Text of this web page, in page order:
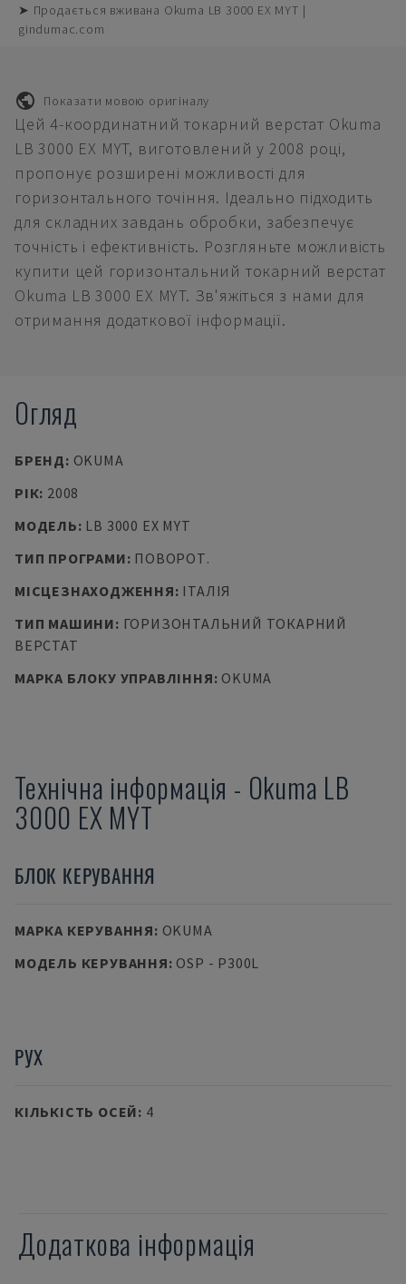
➤ Продається вживана Okuma LB 3000 EX MYT |
gindumac.com
Показати мовою оригіналу
Цей 4-координатний токарний верстат Okuma
LB 3000 EX MYT, виготовлений у 2008 році,
пропонує розширені можливості для
горизонтального точіння. Ідеально підходить
для складних завдань обробки, забезпечує
точність і ефективність. Розгляньте можливість
купити цей горизонтальний токарний верстат
Okuma LB 3000 EX MYT. Зв'яжіться з нами для
отримання додаткової інформації.
Огляд
БРЕНД: OKUMA
РІК: 2008
МОДЕЛЬ: LB 3000 EX MYT
ТИП ПРОГРАМИ: ПОВОРОТ.
МІСЦЕЗНАХОДЖЕННЯ: ІТАЛІЯ
ТИП МАШИНИ: ГОРИЗОНТАЛЬНИЙ ТОКАРНИЙ
ВЕРСТАТ
МАРКА БЛОКУ УПРАВЛІННЯ: OKUMA
Технічна інформація - Okuma LB
3000 EX MYT
БЛОК КЕРУВАННЯ
МАРКА КЕРУВАННЯ: OKUMA
МОДЕЛЬ КЕРУВАННЯ: OSP - P300L
РУХ
КІЛЬКІСТЬ ОСЕЙ: 4
Додаткова інформація